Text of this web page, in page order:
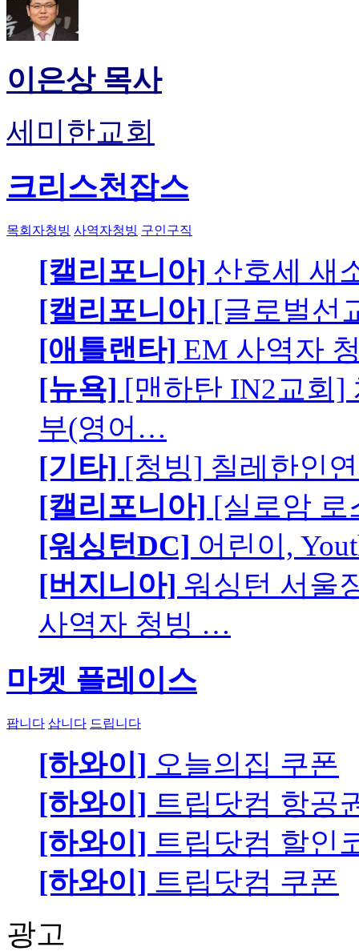
이은상 목사
세미한교회
크리스천잡스
목회자청빙 사역자청빙 구인구직
[캘리포니아] 산호세 새
[캘리포니아] [글로벌선
[애틀랜타] EM 사역자
[뉴욕] [맨하탄 IN2교회]
부(영어…
[기타] [청빙] 칠레한인
[캘리포니아] [실로암 로
[워싱턴DC] 어린이,
[버지니아] 워싱턴 서울
사역자 청빙 …
마켓 플레이스
팝니다 삽니다 드립니다
[하와이] 오늘의집 쿠폰
[하와이] 트립닷컴 항공
[하와이] 트립닷컴 할인
[하와이] 트립닷컴 쿠폰
광고